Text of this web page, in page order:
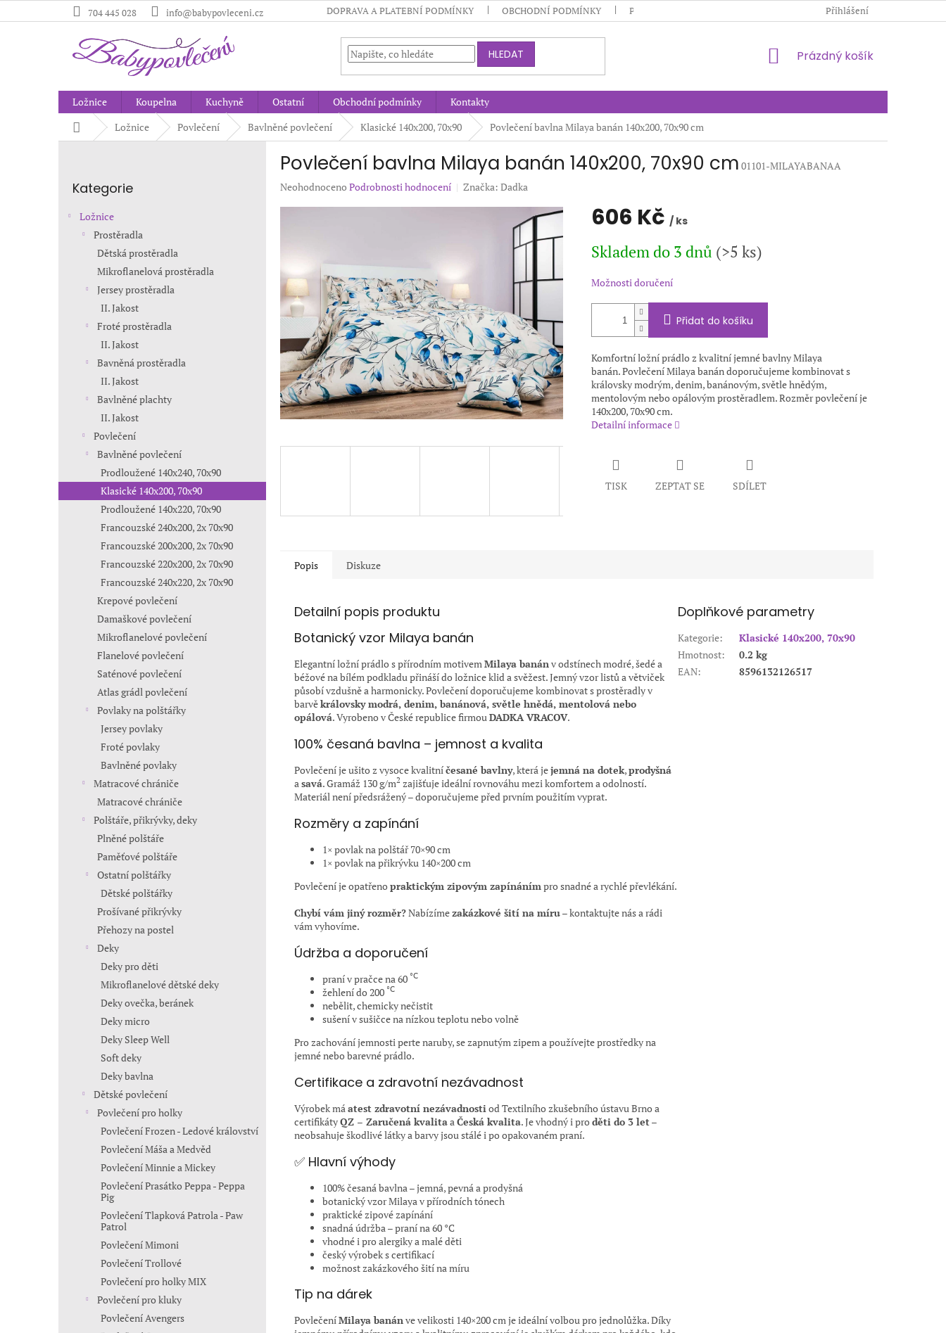
na
704 445 028 info@babypovleceni.cz DOPRAVA A PLATEBNÍ PODMÍNKY OBCHODNÍ PODMÍNKY PODMÍNKY OCHRANY OSOBNÍCH ÚDAJŮ KONTAKTY
Přihlášení
HLEDAT
NÁKUPNÍ
Prázdný košík
Ložnice Koupelna Kuchyně Ostatní Obchodní podmínky
Kontakty
Domů Ložnice Povlečení Bavlněné povlečení Klasické 140x200, 70x90 Povlečení bavlna Milaya banán 140x200, 70x90 cm
kategorie
Kategorie
Ložnice
Prostěradla
Dětská prostěradla
Mikroflanelová prostěradla
Jersey prostěradla
II. Jakost
Froté prostěradla
II. Jakost
Bavněná prostěradla
II. Jakost
Bavlněné plachty
II. Jakost
Povlečení
Bavlněné povlečení
Prodloužené 140x240, 70x90
Klasické 140x200, 70x90
Prodloužené 140x220, 70x90
Francouzské 240x200, 2x 70x90
Francouzské 200x200, 2x 70x90
Francouzské 220x200, 2x 70x90
Francouzské 240x220, 2x 70x90
Krepové povlečení
Damaškové povlečení
Mikroflanelové povlečení
Flanelové povlečení
Saténové povlečení
Atlas grádl povlečení
Povlaky na polštářky
Jersey povlaky
Froté povlaky
Bavlněné povlaky
Matracové chrániče
Matracové chrániče
Polštáře, přikrývky, deky
Plněné polštáře
Paměťové polštáře
Ostatní polštářky
Dětské polštářky
Prošívané přikrývky
Přehozy na postel
Deky
Deky pro děti
Mikroflanelové dětské deky
Deky ovečka, beránek
Deky micro
Deky Sleep Well
Soft deky
Deky bavlna
Dětské povlečení
Povlečení pro holky
Povlečení Frozen - Ledové království
Povlečení Máša a Medvěd
Povlečení Minnie a Mickey
Povlečení Prasátko Peppa - Peppa
Pig
Povlečení Tlapková Patrola - Paw
Patrol
Povlečení Mimoni
Povlečení Trollové
Povlečení pro holky MIX
Povlečení pro kluky
Povlečení Avengers
Povlečení bavlna Milaya banán 140x200, 70x90 cm 01101-MILAYABANAA
Průměrné
hvězdiček.
Neohodnoceno Podrobnosti hodnocení Značka: Dadka
606 Kč / ks
cena:
Skladem do 3 dnů (>5 ks)
Možnosti doručení
Přidat do košíku
Komfortní ložní prádlo z kvalitní jemné bavlny Milaya
banán. Povlečení Milaya banán doporučujeme kombinovat s
královsky modrým, denim, banánovým, světle hnědým,
mentolovým nebo opálovým prostěradlem. Rozměr povlečení je
140x200, 70x90 cm.
Detailní informace
TISK ZEPTAT SE SDÍLET
Popis Diskuze
Detailní popis produktu
Botanický vzor Milaya banán
Elegantní ložní prádlo s přírodním motivem Milaya banán v odstínech modré, šedé a
béžové na bílém podkladu přináší do ložnice klid a svěžest. Jemný vzor listů a větviček
působí vzdušně a harmonicky. Povlečení doporučujeme kombinovat s prostěradly v
barvěkrálovsky modrá, denim, banánová, světle hnědá, mentolová nebo
opálová. Vyrobeno v České republice firmou DADKA VRACOV.
100% česaná bavlna – jemnost a kvalita
Povlečení je ušito z vysoce kvalitníčesané bavlny, která jejemná na dotek,prodyšná
a savá. Gramáž 130 g/m2 zajišťuje ideální rovnováhu mezi komfortem a odolností.
Materiál není předsrážený – doporučujeme před prvním použitím vyprat.
Rozměry a zapínání
1× povlak na polštář 70×90 cm
1× povlak na přikrývku 140×200 cm
Povlečení je opatřenopraktickým zipovým zapínáním pro snadné a rychlé převlékání.
Chybí vám jiný rozměr?Nabízímezakázkové šití na míru– kontaktujte nás a rádi
vám vyhovíme.
Údržba a doporučení
praní v pračce na 60 °C
žehlení do 200 °C
nebělit, chemicky nečistit
sušení v sušičce na nízkou teplotu nebo volně
Pro zachování jemnosti perte naruby, se zapnutým zipem a používejte prostředky na
jemné nebo barevné prádlo.
Certifikace a zdravotní nezávadnost
Výrobek má atest zdravotní nezávadnosti od Textilního zkušebního ústavu Brno a
certifikátyQZ – Zaručená kvalitaa Česká kvalita. Je vhodný i proděti do 3 let –
neobsahuje škodlivé látky a barvy jsou stálé i po opakovaném praní.
✅ Hlavní výhody
100% česaná bavlna – jemná, pevná a prodyšná
botanický vzor Milaya v přírodních tónech
praktické zipové zapínání
snadná údržba – praní na 60 °C
vhodné i pro alergiky a malé děti
český výrobek s certifikací
možnost zakázkového šití na míru
Tip na dárek
PovlečeníMilaya banán ve velikosti 140×200 cm je ideální volbou pro jednolůžka. Díky
Doplňkové parametry
Kategorie:
Klasické 140x200, 70x90
Hmotnost:
0.2 kg
EAN: 8596132126517